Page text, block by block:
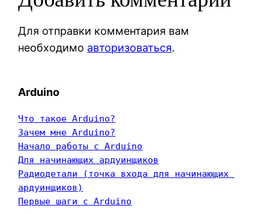
Для отправки комментария вам
необходимо авторизоваться.
Arduino
Что такое Arduino?
Зачем мне Arduino?
Начало работы с Arduino
Для начинающих ардуинщиков
Радиодетали (точка входа для начинающих
ардуинщиков)
Первые шаги с Arduino